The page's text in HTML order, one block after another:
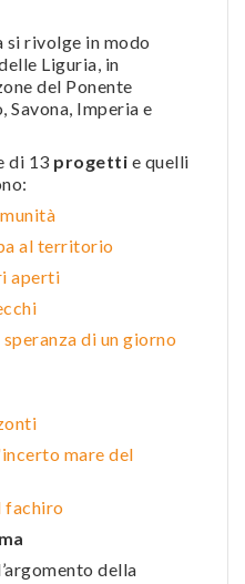
si rivolge in modo
Liguria, in
del Ponente
Savona, Imperia e
di 13 progetti e quelli
al territorio
aperti
di un giorno
mare del
fachiro
della